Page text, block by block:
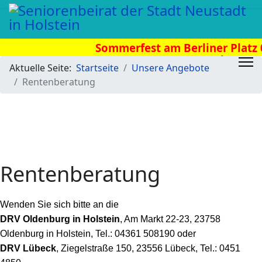
Sommerfest am Berliner Platz
Uhr
Aktuelle Seite: Startseite
Unsere Angebote
Rentenberatung
Rentenberatung
Wenden Sie sich bitte an die
DRV Oldenburg in Holstein, Am Markt 22-23, 23758
Oldenburg in Holstein, Tel.: 04361 508190 oder
DRV Lübeck, Ziegelstraße 150, 23556 Lübeck, Tel.: 0451